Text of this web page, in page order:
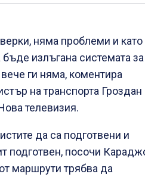
няма проблеми и като
излъгана системата за
ги няма, коментира
на транспорта Гроздан
телевизия.
да са подготвени и
подготвен, посочи
маршрути трябва да